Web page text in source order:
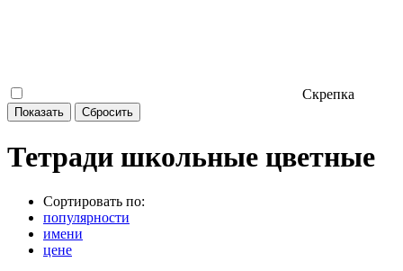
Скрепка
Тетради школьные цветные
Сортировать по:
популярности
имени
цене